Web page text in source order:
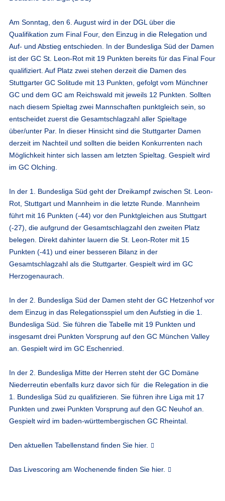
Am Sonntag, den 6. August wird in der DGL über die
Qualifikation zum Final Four, den Einzug in die Relegation und
Auf- und Abstieg entschieden. In der Bundesliga Süd der Damen
ist der GC St. Leon-Rot mit 19 Punkten bereits für das Final Four
qualifiziert. Auf Platz zwei stehen derzeit die Damen des
Stuttgarter GC Solitude mit 13 Punkten, gefolgt vom Münchner
GC und dem GC am Reichswald mit jeweils 12 Punkten. Sollten
nach diesem Spieltag zwei Mannschaften punktgleich sein, so
entscheidet zuerst die Gesamtschlagzahl aller Spieltage
über/unter Par. In dieser Hinsicht sind die Stuttgarter Damen
derzeit im Nachteil und sollten die beiden Konkurrenten nach
Möglichkeit hinter sich lassen am letzten Spieltag. Gespielt wird
im GC Olching.
In der 1. Bundesliga Süd geht der Dreikampf zwischen St. Leon-
Rot, Stuttgart und Mannheim in die letzte Runde. Mannheim
führt mit 16 Punkten (-44) vor den Punktgleichen aus Stuttgart
(-27), die aufgrund der Gesamtschlagzahl den zweiten Platz
belegen. Direkt dahinter lauern die St. Leon-Roter mit 15
Punkten (-41) und einer besseren Bilanz in der
Gesamtschlagzahl als die Stuttgarter. Gespielt wird im GC
Herzogenaurach.
In der 2. Bundesliga Süd der Damen steht der GC Hetzenhof vor
dem Einzug in das Relegationsspiel um den Aufstieg in die 1.
Bundesliga Süd. Sie führen die Tabelle mit 19 Punkten und
insgesamt drei Punkten Vorsprung auf den GC München Valley
an. Gespielt wird im GC Eschenried.
In der 2. Bundesliga Mitte der Herren steht der GC Domäne
Niederreutin ebenfalls kurz davor sich für die Relegation in die
1. Bundesliga Süd zu qualifizieren. Sie führen ihre Liga mit 17
Punkten und zwei Punkten Vorsprung auf den GC Neuhof an.
Gespielt wird im baden-württembergischen GC Rheintal.
Den aktuellen Tabellenstand finden Sie hier.
Das Livescoring am Wochenende finden Sie hier.